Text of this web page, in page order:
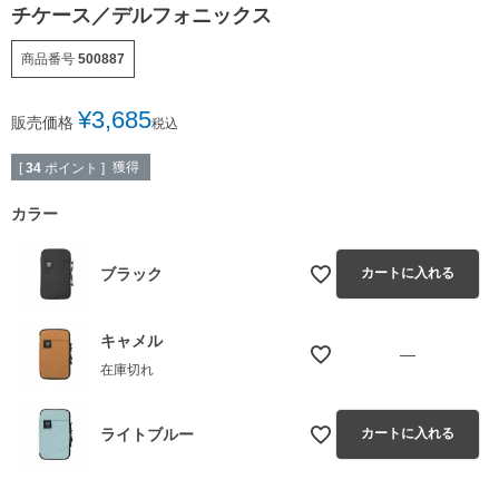
チケース／デルフォニックス
商品番号 500887
販売価格 ¥3,685税込
[ 34 ポイント ] 獲得
カラー
ブラック カートに入れる
キャメル
在庫切れ
—
ライトブルー カートに入れる